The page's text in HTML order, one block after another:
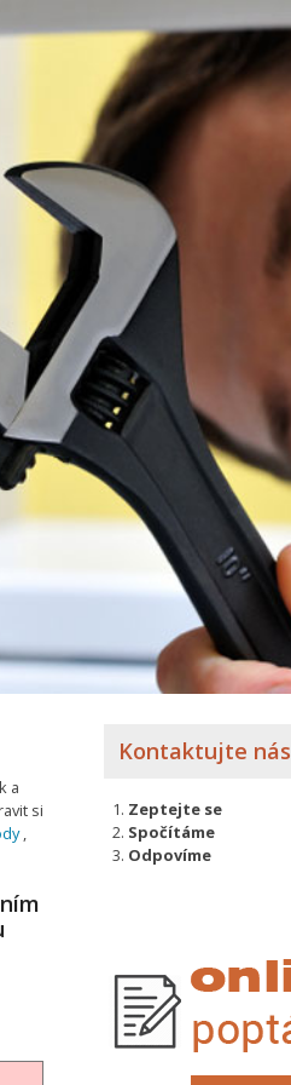
a
si
,
Kontaktujte nás
Zeptejte se
Spočítáme
Odpovíme